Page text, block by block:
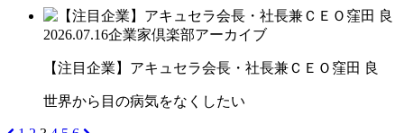
2026.07.16企業家倶楽部アーカイブ
【注目企業】アキュセラ会長・社長兼ＣＥＯ窪田 良
世界から目の病気をなくしたい